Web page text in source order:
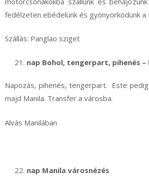
fedélzeten ebédelünk és gyönyörködünk a
Szállás: Panglao sziget
nap Bohol, tengerpart, pihenés –
Napozás, pihenés, tengerpart. Este
majd Manila. Transfer a városba.
Alvás Manilában
nap Manila városnézés